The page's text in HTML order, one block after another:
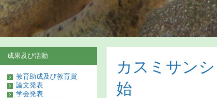
カスミサン
始
成果及び活動
教育助成及び教育賞
論文発表
学会発表